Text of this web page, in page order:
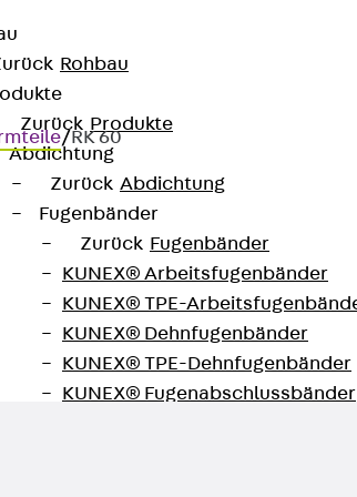
Rohbau
Zurück Produkte
Abdichtung
Zurück Abdichtung
Fugenbänder
Zurück Fugenbänder
KUNEX® Arbeitsfugenbänder
KUNEX® TPE-
KUNEX® Dehnfugenbänder
KUNEX® TPE-Dehnfugenbänder
KUNEX® Fugenabschlussbänder
/RK 60